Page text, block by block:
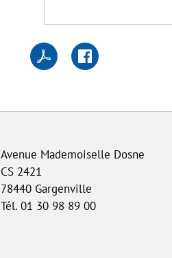
Avenue Mademoiselle Dosne
CS 2421
78440 Gargenville
Tél. 01 30 98 89 00